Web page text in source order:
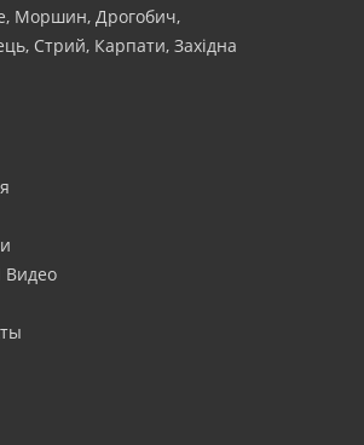
Моршин, Дрогобич,
Стрий, Карпати, Західна